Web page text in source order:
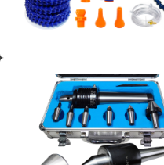
Винты torx